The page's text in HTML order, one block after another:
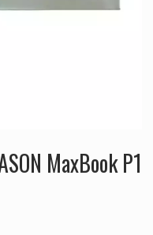
MaxBook P1